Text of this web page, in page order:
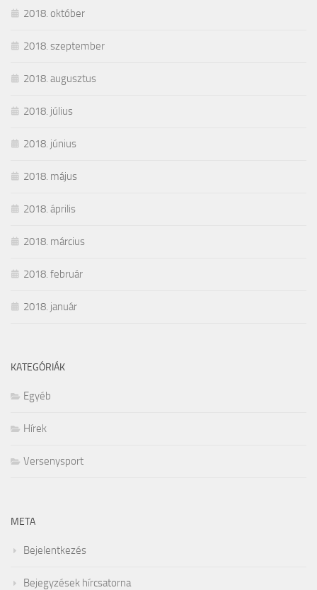
2018. október
2018. szeptember
2018. augusztus
2018. július
2018. június
2018. május
2018. április
2018. március
2018. február
2018. január
KATEGÓRIÁK
Egyéb
Hírek
Versenysport
META
Bejelentkezés
Bejegyzések hírcsatorna